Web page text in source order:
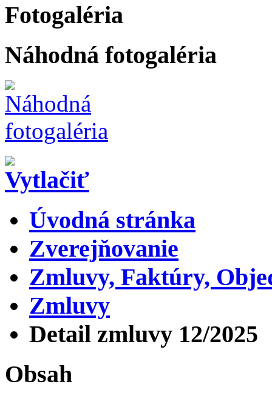
Fotogaléria
Náhodná fotogaléria
Úvodná stránka
Zverejňovanie
Zmluvy, Faktúry,
Zmluvy
Detail zmluvy 12/2025
Obsah